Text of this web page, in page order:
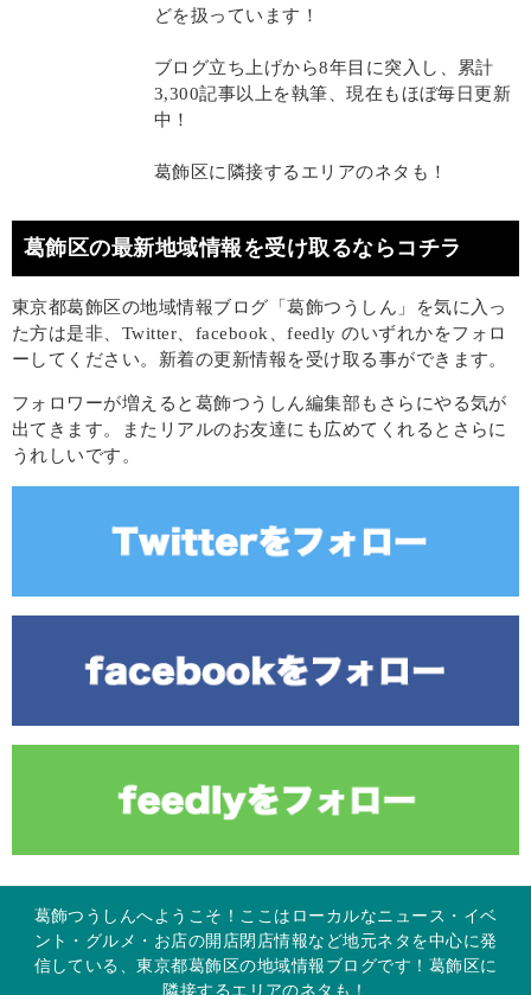
どを扱っています！
ブログ立ち上げから8年目に突入し、累計
3,300記事以上を執筆、現在もほぼ毎日更新
中！
葛飾区に隣接するエリアのネタも！
葛飾区の最新地域情報を受け取るならコチラ
東京都葛飾区の地域情報ブログ「葛飾つうしん」を気に入っ
た方は是非、Twitter、facebook、feedly のいずれかをフォロ
ーしてください。新着の更新情報を受け取る事ができます。
フォロワーが増えると葛飾つうしん編集部もさらにやる気が
出てきます。またリアルのお友達にも広めてくれるとさらに
うれしいです。
葛飾つうしんへようこそ！ここはローカルなニュース・イベ
ント・グルメ・お店の開店閉店情報など地元ネタを中心に発
信している、東京都葛飾区の地域情報ブログです！葛飾区に
隣接するエリアのネタも！